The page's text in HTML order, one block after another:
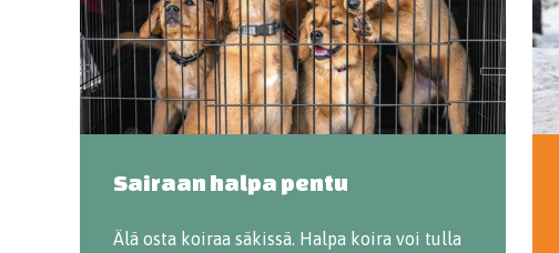
Sairaan halpa pentu
Älä osta koiraa säkissä. Halpa koira voi tulla